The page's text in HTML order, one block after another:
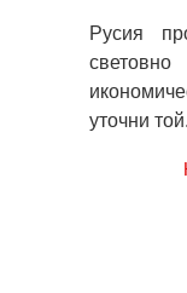
Русия
уточни той.